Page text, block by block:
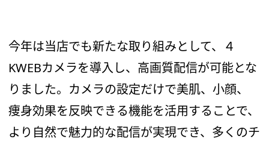
今年は当店でも新たな取り組みとして、４
KWEBカメラを導入し、高画質配信が可能とな
りました。カメラの設定だけで美肌、小顔、
痩身効果を反映できる機能を活用することで、
より自然で魅力的な配信が実現でき、多くのチ